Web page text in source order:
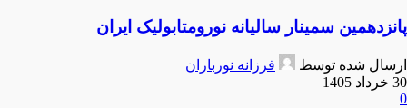
پانزدهمین سمینار سالیانه نورومتابولیک ایران
ارسال شده توسط
فرزانه نورباران
30 خرداد 1405
0